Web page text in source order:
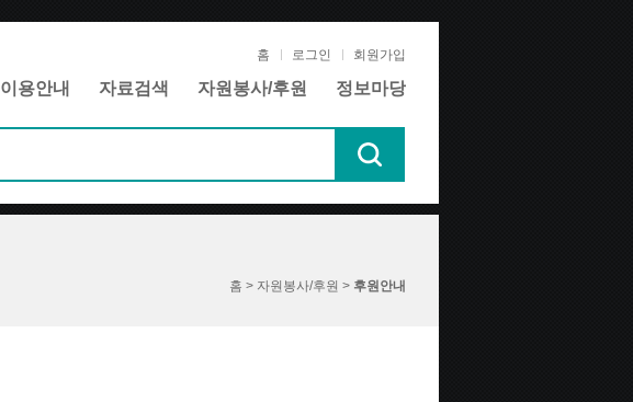
홈 로그인 회원가입
이용안내 자료검색 자원봉사/후원 정보마당
홈 > 자원봉사/후원 > 후원안내